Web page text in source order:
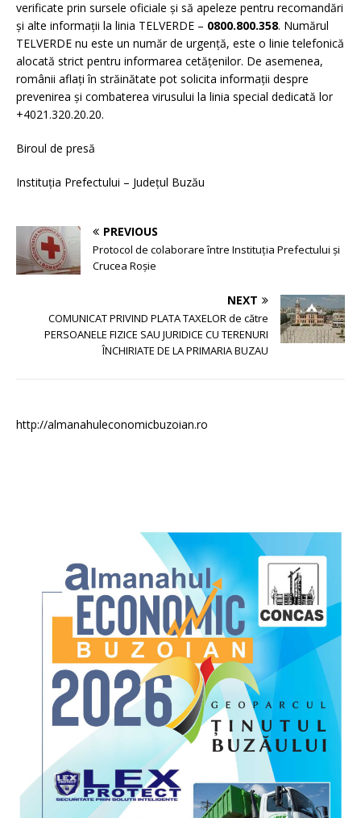
verificate prin sursele oficiale și să apeleze pentru recomandări
și alte informații la linia TELVERDE – 0800.800.358. Numărul
TELVERDE nu este un număr de urgență, este o linie telefonică
alocată strict pentru informarea cetățenilor. De asemenea,
românii aflați în străinătate pot solicita informații despre
prevenirea și combaterea virusului la linia special dedicată lor
+4021.320.20.20.
Biroul de presă
Instituția Prefectului – Județul Buzău
PREVIOUS
Protocol de colaborare între Instituția Prefectului și
Crucea Roșie
NEXT
COMUNICAT PRIVIND PLATA TAXELOR de către
PERSOANELE FIZICE SAU JURIDICE CU TERENURI
ÎNCHIRIATE DE LA PRIMARIA BUZAU
http://almanahuleconomicbuzoian.ro